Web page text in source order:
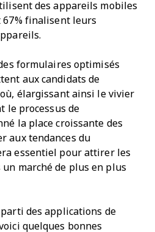
des appareils mobiles
67% finalisent leurs
formulaires optimisés
aux candidats de
élargissant ainsi le vivier
le processus de
la place croissante des
aux tendances du
essentiel pour attirer les
marché de plus en plus
des applications de
quelques bonnes